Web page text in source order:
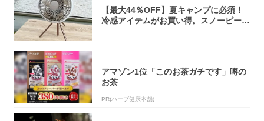
【最大44％OFF】夏キャンプに必須！
冷感アイテムがお買い得。スノーピー
アマゾン1位「このお茶ガチです」噂の
お茶
PR(ハーブ健康本舗)